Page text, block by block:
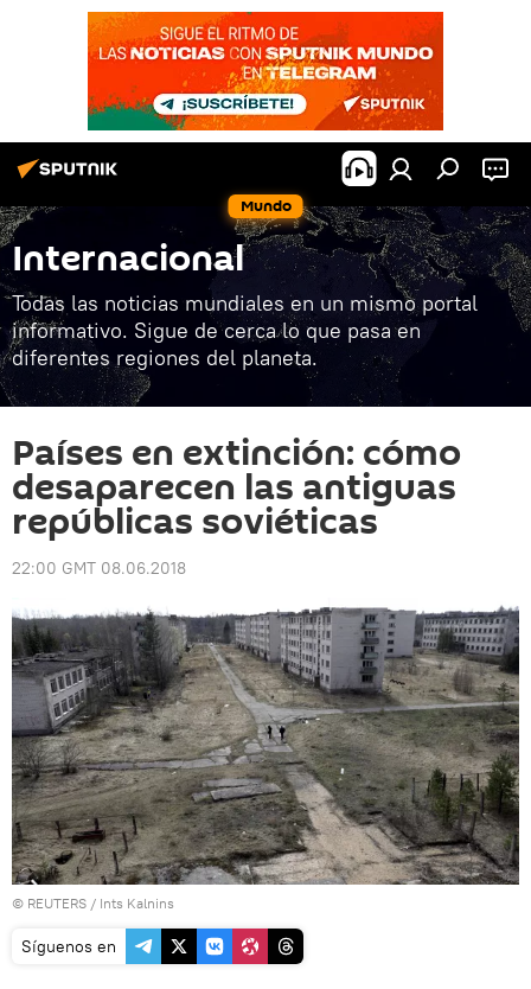
Mundo
Internacional
Todas las noticias mundiales en un mismo portal
informativo. Sigue de cerca lo que pasa en
diferentes regiones del planeta.
Países en extinción: cómo
desaparecen las antiguas
repúblicas soviéticas
22:00 GMT 08.06.2018
© REUTERS / Ints Kalnins
Síguenos en